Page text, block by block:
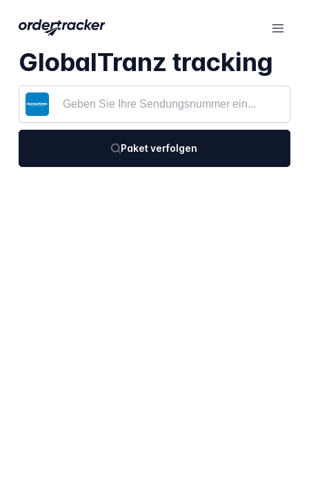
GlobalTranz tracking
Paket verfolgen